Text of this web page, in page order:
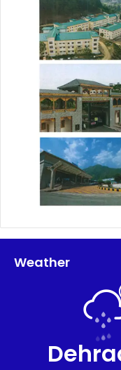
Weather